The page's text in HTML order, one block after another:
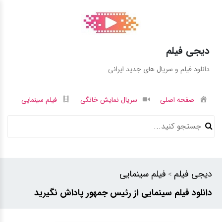
دیجی فیلم
دانلود فیلم و سریال های جدید ایرانی
صفحه اصلی سریال نمایش خانگی فیلم سینمایی
دیجی فیلم > فیلم سینمایی
دانلود فیلم سینمایی از رئیس جمهور پاداش نگیرید